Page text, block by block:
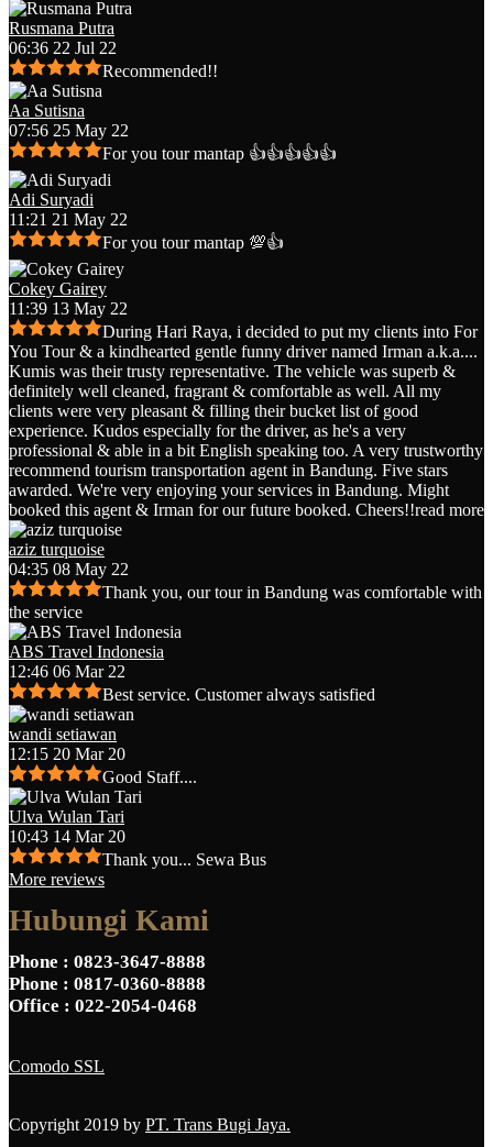
Rusmana Putra
06:36 22 Jul 22
Recommended!!
Aa Sutisna
07:56 25 May 22
For you tour mantap 👍👍👍👍👍
Adi Suryadi
11:21 21 May 22
For you tour mantap 💯👍
Cokey Gairey
11:39 13 May 22
During Hari Raya, i decided to put my clients into For
You Tour & a kindhearted gentle funny driver named Irman a.k.a....
Kumis was their trusty representative. The vehicle was superb &
definitely well cleaned, fragrant & comfortable as well. All my
clients were very pleasant & filling their bucket list of good
experience. Kudos especially for the driver, as he's a very
professional & able in a bit English speaking too. A very trustworthy
recommend tourism transportation agent in Bandung. Five stars
awarded. We're very enjoying your services in Bandung. Might
booked this agent & Irman for our future booked. Cheers!!read more
aziz turquoise
04:35 08 May 22
Thank you, our tour in Bandung was comfortable with
the service
ABS Travel Indonesia
12:46 06 Mar 22
Best service. Customer always satisfied
wandi setiawan
12:15 20 Mar 20
Good Staff....
Ulva Wulan Tari
10:43 14 Mar 20
Thank you... Sewa Bus
More reviews
Hubungi Kami
Phone : 0823-3647-8888
Phone : 0817-0360-8888
Office : 022-2054-0468
Comodo SSL
Copyright 2019 by PT. Trans Bugi Jaya.